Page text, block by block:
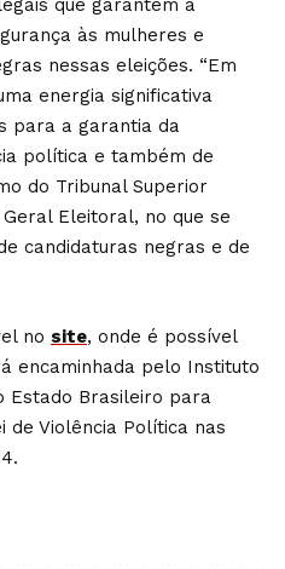
que garantem a
às mulheres e
nessas eleições. “Em
energia significativa
para a garantia da
política e também de
do Tribunal Superior
Eleitoral, no que se
candidaturas negras e de
no site, onde é possível
encaminhada pelo Instituto
Estado Brasileiro para
Violência Política nas